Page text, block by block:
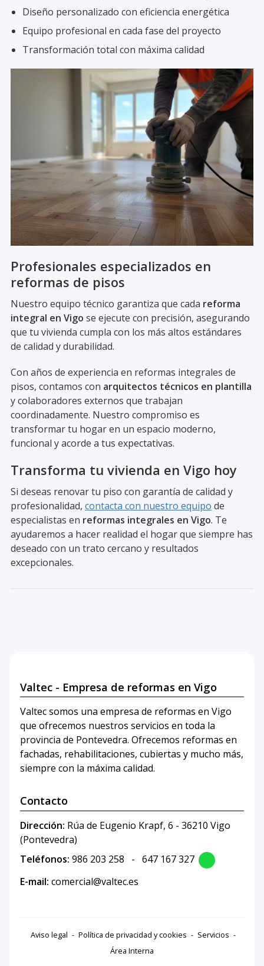
Diseño personalizado con eficiencia energética
Equipo profesional en cada fase del proyecto
Transformación total con máxima calidad
Profesionales especializados en
reformas de pisos
Nuestro equipo técnico garantiza que cada reforma
integral en Vigo se ejecute con precisión, asegurando
que tu vivienda cumpla con los más altos estándares
de calidad y durabilidad.
Con años de experiencia en reformas integrales de
pisos, contamos con arquitectos técnicos en plantilla
y colaboradores externos que trabajan
coordinadamente. Nuestro compromiso es
transformar tu hogar en un espacio moderno,
funcional y acorde a tus expectativas.
Transforma tu vivienda en Vigo hoy
Si deseas renovar tu piso con garantía de calidad y
profesionalidad, contacta con nuestro equipo de
especialistas en reformas integrales en Vigo. Te
ayudaremos a hacer realidad el hogar que siempre has
deseado con un trato cercano y resultados
excepcionales.
Valtec - Empresa de reformas en Vigo
Valtec somos una empresa de reformas en Vigo
que ofrecemos nuestros servicios en toda la
provincia de Pontevedra. Ofrecemos reformas en
fachadas, rehabilitaciones, cubiertas y mucho más,
siempre con la máxima calidad.
Contacto
Dirección: Rúa de Eugenio Krapf, 6 - 36210 Vigo
(Pontevedra)
Teléfonos: 986 203 258 - 647 167 327
E-mail: comercial@valtec.es
Aviso legal - Política de privacidad y cookies - Servicios -
Área Interna